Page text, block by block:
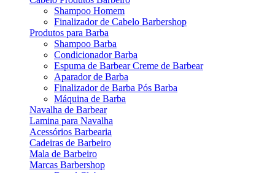
Shampoo Homem
Finalizador de Cabelo Barbershop
Produtos para Barba
Shampoo Barba
Condicionador Barba
Espuma de Barbear Creme de Barbear
Aparador de Barba
Finalizador de Barba Pós Barba
Máquina de Barba
Navalha de Barbear
Lamina para Navalha
Acessórios Barbearia
Cadeiras de Barbeiro
Mala de Barbeiro
Marcas Barbershop